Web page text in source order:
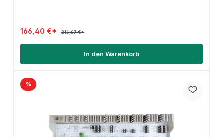
166,40 €* 216,67 €*
In den Warenkorb
%